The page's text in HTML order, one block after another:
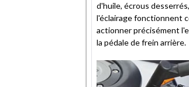
d'huile, écrous
l'éclairage fonctionnent
actionner précisément
la pédale de frein arrière.